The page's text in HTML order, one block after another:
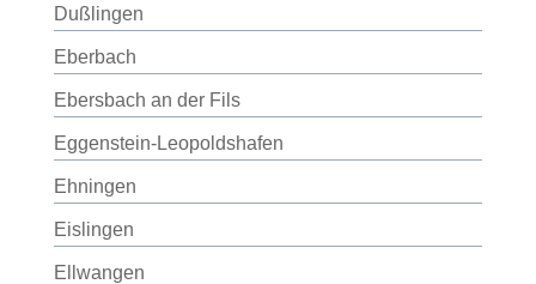
Dußlingen
Eberbach
Ebersbach an der Fils
Eggenstein-Leopoldshafen
Ehningen
Eislingen
Ellwangen